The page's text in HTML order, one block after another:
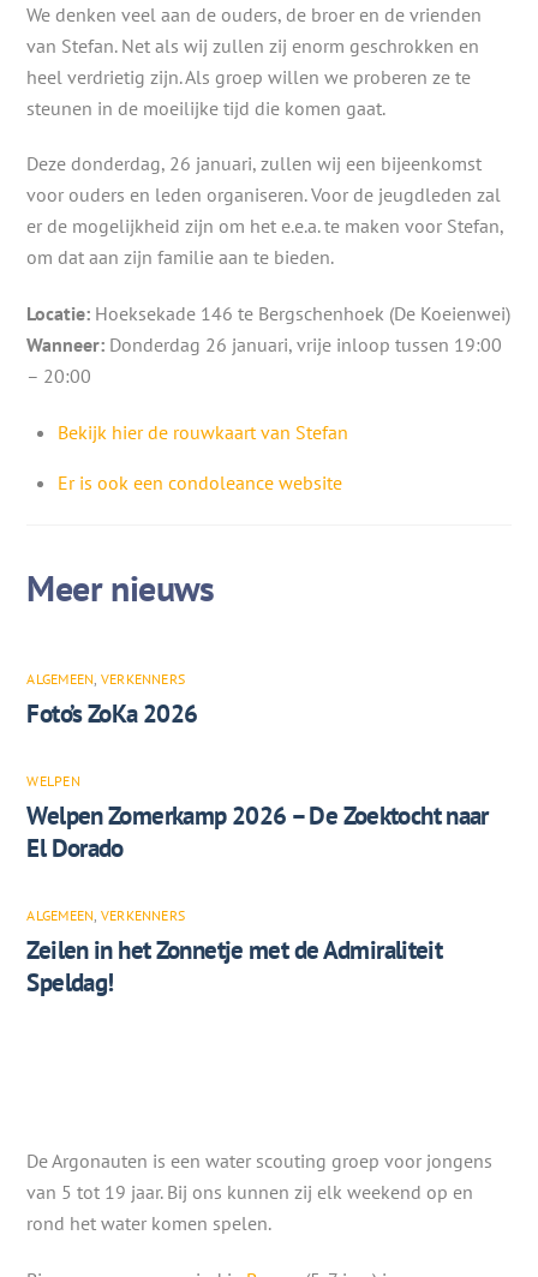
We denken veel aan de ouders, de broer en de vrienden
van Stefan. Net als wij zullen zij enorm geschrokken en
heel verdrietig zijn. Als groep willen we proberen ze te
steunen in de moeilijke tijd die komen gaat.
Deze donderdag, 26 januari, zullen wij een bijeenkomst
voor ouders en leden organiseren. Voor de jeugdleden zal
er de mogelijkheid zijn om het e.e.a. te maken voor Stefan,
om dat aan zijn familie aan te bieden.
Locatie: Hoeksekade 146 te Bergschenhoek (De Koeienwei)
Wanneer: Donderdag 26 januari, vrije inloop tussen 19:00
– 20:00
Bekijk hier de rouwkaart van Stefan
Er is ook een condoleance website
ALGEMEEN, VERKENNERS
Foto’s ZoKa 2026
WELPEN
Welpen Zomerkamp 2026 – De Zoektocht naar
El Dorado
ALGEMEEN, VERKENNERS
Zeilen in het Zonnetje met de Admiraliteit
Speldag!
De Argonauten is een water scouting groep voor jongens
van 5 tot 19 jaar. Bij ons kunnen zij elk weekend op en
rond het water komen spelen.